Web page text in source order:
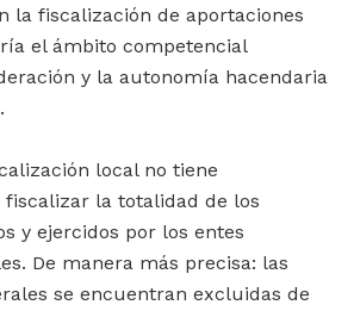
la fiscalización de aportaciones
el ámbito competencial
y la autonomía hacendaria
local no tiene
la totalidad de los
y ejercidos por los entes
De manera más precisa: las
se encuentran excluidas de